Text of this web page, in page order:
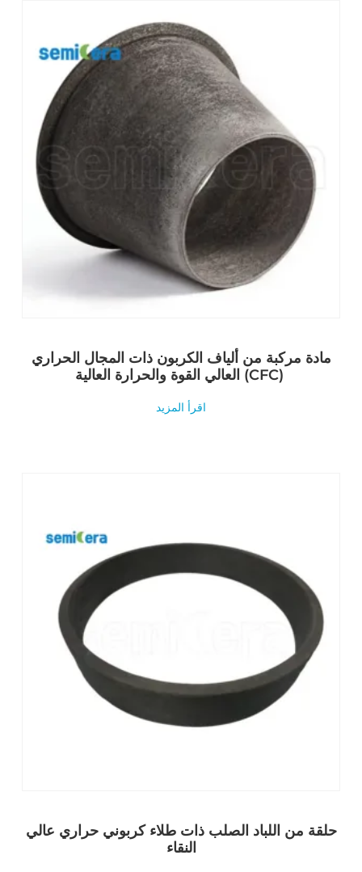
مادة مركبة من ألياف الكربون ذات المجال الحراري
العالي القوة والحرارة العالية (CFC)
اقرأ المزيد
حلقة من اللباد الصلب ذات طلاء كربوني حراري عالي
النقاء